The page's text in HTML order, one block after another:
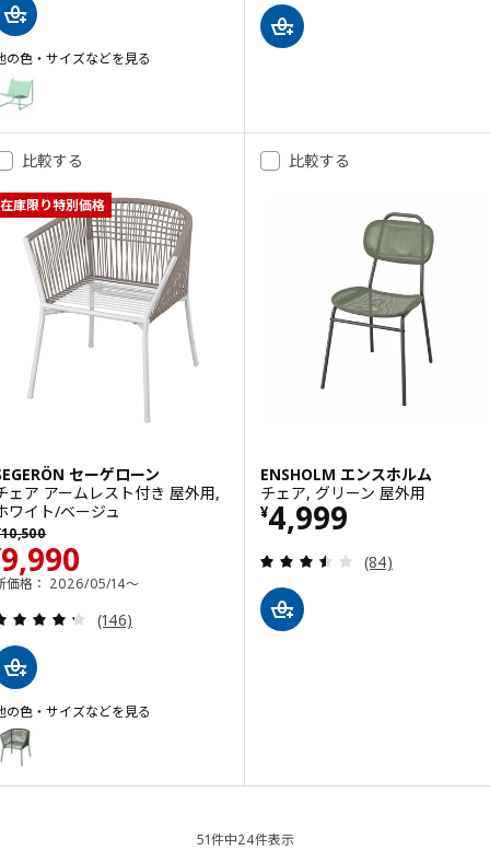
の色・サイズなどを見る
スコグソーン
プション: SKOGSÖN スコグソーン, イージーチェア, ライトグリーン
比較する
在庫限り特別価格
セーゲローン
ェア アームレスト付き 屋外用,
ワイト/ベージュ
10,500
前の価格 ¥ 10500
9,990
格 ¥ 9990
価格： 2026/05/14～
レビュー: 4.3 から 5 星です。 総レビュー数:
(146)
の色・サイズなどを見る
セーゲローン
プション: SEGERÖN セーゲローン, チェア アームレスト付き 屋外用,
比較する
ENSHOLM エンスホルム
チェア, グリーン 屋外用
¥4,999
価格 ¥ 4999
レビュー: 3.5
(84)
51件中24件表示